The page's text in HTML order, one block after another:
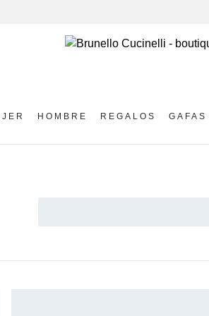
HOMBRE REGALOS GAFAS